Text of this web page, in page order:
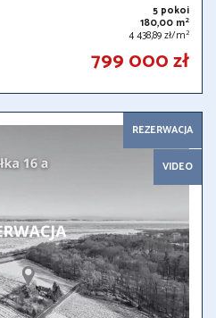
5 pokoi
180,00 m2
4 438,89 zł/m2
799 000 zł
REZERWACJA
VIDEO